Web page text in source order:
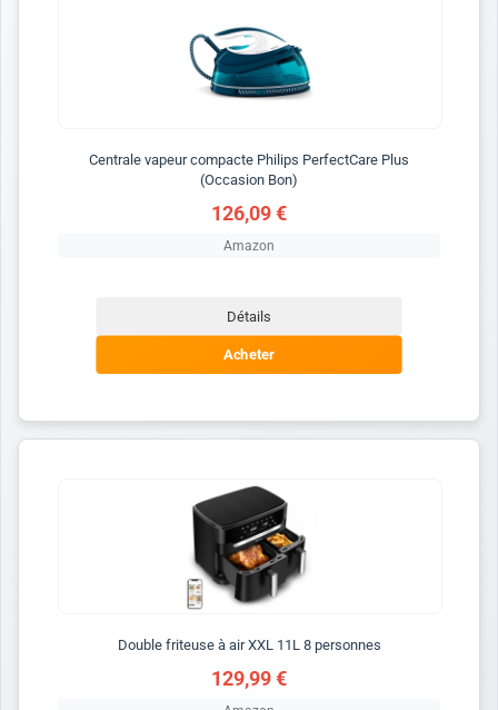
Centrale vapeur compacte Philips PerfectCare Plus
(Occasion Bon)
126,09 €
Amazon
Détails
Acheter
Double friteuse à air XXL 11L 8 personnes
129,99 €